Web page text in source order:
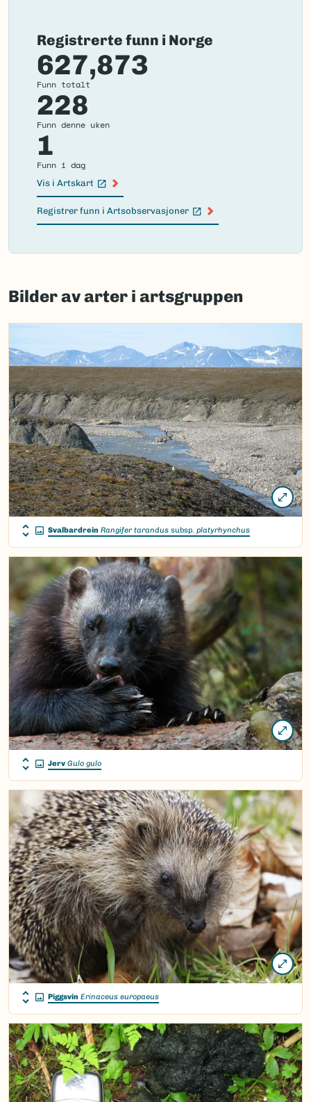
Registrerte funn i Norge
627,873
Funn totalt
228
Funn denne uken
1
Funn i dag
Vis i Artskart
(Ekstern lenke)
Registrer funn i Artsobservasjoner
(Ekstern lenke)
Failed
load
map.
Bilder av arter i artsgruppen
Svalbardrein Rangifer tarandus subsp. platyrhynchus
Jerv Gulo gulo
Piggsvin Erinaceus europaeus